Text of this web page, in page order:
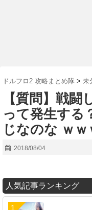
ドルフロ2 攻略まとめ隊 > 未
【質問】戦
って発生する
じなのな ｗｗ
2018/08/04
人気記事ランキング